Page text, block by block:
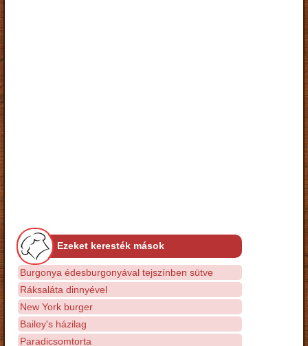
Ezeket keresték mások
Burgonya édesburgonyával tejszínben sütve
Ráksaláta dinnyével
New York burger
Bailey's házilag
Paradicsomtorta